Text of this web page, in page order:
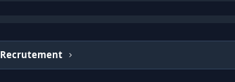
Recrutement